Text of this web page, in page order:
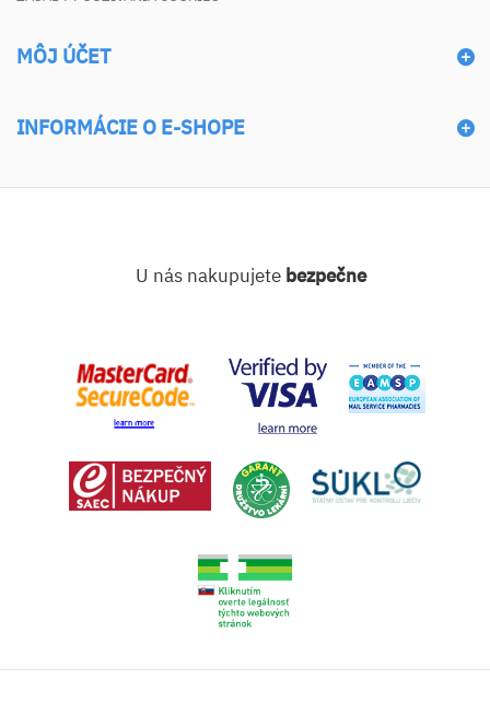
MÔJ ÚČET
INFORMÁCIE O E-SHOPE
U nás nakupujete bezpečne